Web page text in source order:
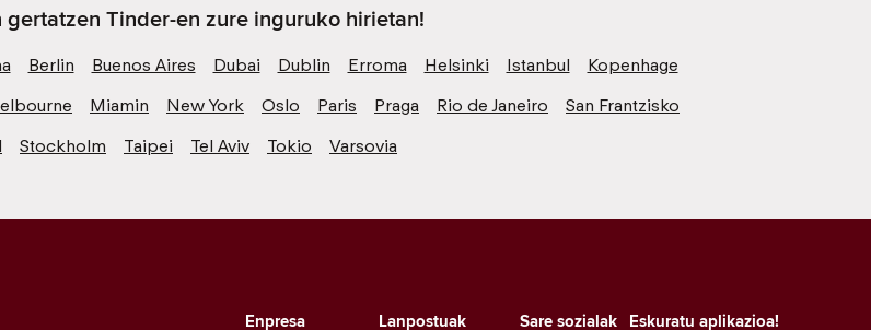
gertatzen Tinder-en zure inguruko hirietan!
Berlin Buenos Aires Dubai Dublin Erroma Helsinki Istanbul
Kopenhage
Miamin New York Oslo Paris Praga Rio de Janeiro
San Frantzisko
Stockholm Taipei Tel Aviv Tokio Varsovia
Sare sozialak
Lanpostuak
Enpresa Eskuratu aplikazioa!